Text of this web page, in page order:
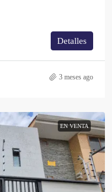
Detalles
3 meses ago
EN VENTA